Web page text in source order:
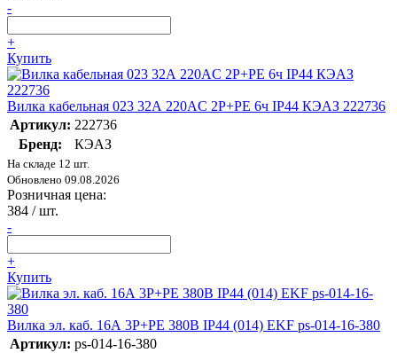
-
+
Купить
Вилка кабельная 023 32А 220AC 2P+PE 6ч IP44 КЭАЗ 222736
Артикул: 222736
Бренд:
КЭАЗ
На складе 12 шт.
Обновлено 09.08.2026
Розничная цена:
384 / шт.
-
+
Купить
Вилка эл. каб. 16А 3P+РЕ 380В IP44 (014) EKF ps-014-16-380
Артикул: ps-014-16-380